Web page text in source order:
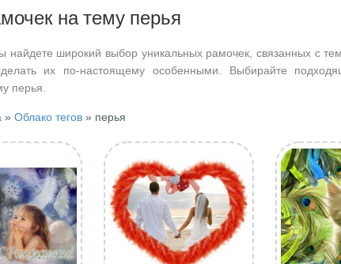
на тему перья
найдете широкий выбор уникальных рамочек, связанных с
их по-настоящему особенными. Выбирайте
перья.
» Облако тегов » перья